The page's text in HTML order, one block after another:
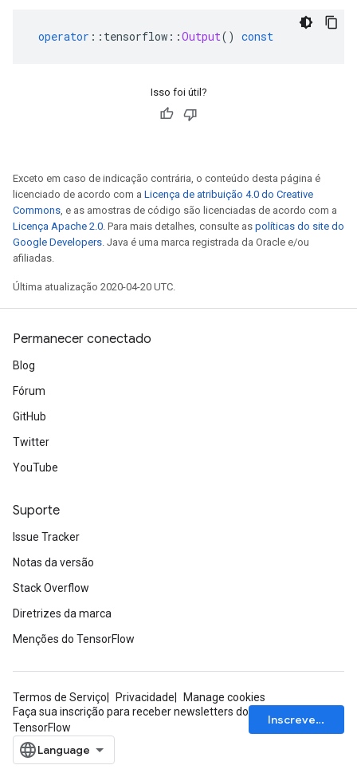
operator :: tensorflow ::Output() const
Isso foi útil?
Exceto em caso de indicação contrária, o conteúdo desta página é
licenciado de acordo com a Licença de atribuição 4.0 do Creative
Commons, e as amostras de código são licenciadas de acordo com a
Licença Apache 2.0. Para mais detalhes, consulte as políticas do site do
Google Developers. Java é uma marca registrada da Oracle e/ou
afiliadas.
Última atualização 2020-04-20 UTC.
Permanecer conectado
Blog
Fórum
GitHub
Twitter
YouTube
Suporte
Issue Tracker
Notas da versão
Stack Overflow
Diretrizes da marca
Menções do TensorFlow
Termos de Serviço Privacidade
Manage cookies
Faça sua inscrição para receber newsletters do
TensorFlow
Inscrever-se